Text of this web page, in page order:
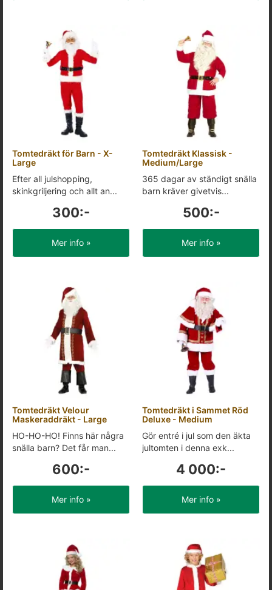
Tomtedräkt för Barn - X-
Large
Efter all julshopping,
skinkgriljering och allt an...
300:-
Mer info »
Tomtedräkt Klassisk -
Medium/Large
365 dagar av ständigt snälla
barn kräver givetvis...
500:-
Mer info »
Tomtedräkt Velour
Maskeraddräkt - Large
HO-HO-HO! Finns här några
snälla barn? Det får man...
600:-
Mer info »
Tomtedräkt i Sammet Röd
Deluxe - Medium
Gör entré i jul som den äkta
jultomten i denna exk...
4 000:-
Mer info »